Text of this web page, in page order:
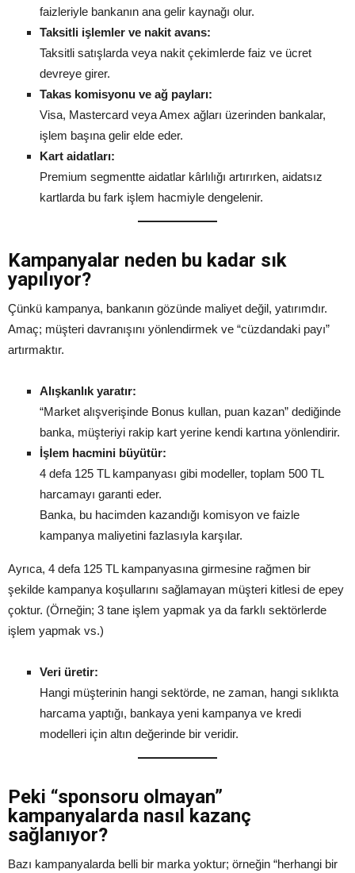
faizleriyle bankanın ana gelir kaynağı olur.
Taksitli işlemler ve nakit avans:
Taksitli satışlarda veya nakit çekimlerde faiz ve ücret
devreye girer.
Takas komisyonu ve ağ payları:
Visa, Mastercard veya Amex ağları üzerinden bankalar,
işlem başına gelir elde eder.
Kart aidatları:
Premium segmentte aidatlar kârlılığı artırırken, aidatsız
kartlarda bu fark işlem hacmiyle dengelenir.
Kampanyalar neden bu kadar sık
yapılıyor?
Çünkü kampanya, bankanın gözünde maliyet değil, yatırımdır.
Amaç; müşteri davranışını yönlendirmek ve “cüzdandaki payı”
artırmaktır.
Alışkanlık yaratır:
“Market alışverişinde Bonus kullan, puan kazan” dediğinde
banka, müşteriyi rakip kart yerine kendi kartına yönlendirir.
İşlem hacmini büyütür:
4 defa 125 TL kampanyası gibi modeller, toplam 500 TL
harcamayı garanti eder.
Banka, bu hacimden kazandığı komisyon ve faizle
kampanya maliyetini fazlasıyla karşılar.
Ayrıca, 4 defa 125 TL kampanyasına girmesine rağmen bir
şekilde kampanya koşullarını sağlamayan müşteri kitlesi de epey
çoktur. (Örneğin; 3 tane işlem yapmak ya da farklı sektörlerde
işlem yapmak vs.)
Veri üretir:
Hangi müşterinin hangi sektörde, ne zaman, hangi sıklıkta
harcama yaptığı, bankaya yeni kampanya ve kredi
modelleri için altın değerinde bir veridir.
Peki “sponsoru olmayan”
kampanyalarda nasıl kazanç
sağlanıyor?
Bazı kampanyalarda belli bir marka yoktur; örneğin “herhangi bir